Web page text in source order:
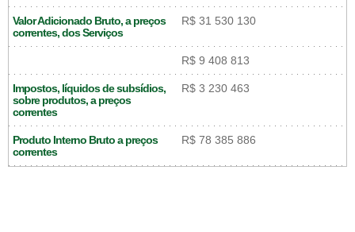
Valor Adicionado Bruto, a preços
correntes, dos Serviços
R$ 31 530 130
R$ 9 408 813
Impostos, líquidos de subsídios,
sobre produtos, a preços
correntes
R$ 3 230 463
Produto Interno Bruto a preços
correntes
R$ 78 385 886